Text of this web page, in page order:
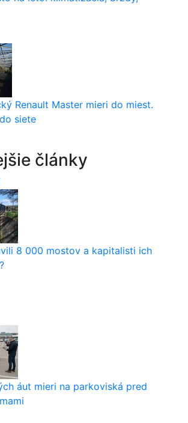
Renault Master mieri do miest.
siete
články
8 000 mostov a kapitalisti ich
áut mieri na parkoviská pred